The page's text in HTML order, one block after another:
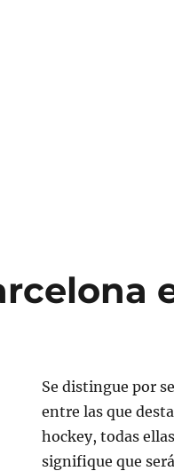
Se distingue por
entre las que
hockey, todas
signifique que